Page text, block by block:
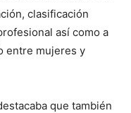
clasificación
así como a
entre mujeres y
que también